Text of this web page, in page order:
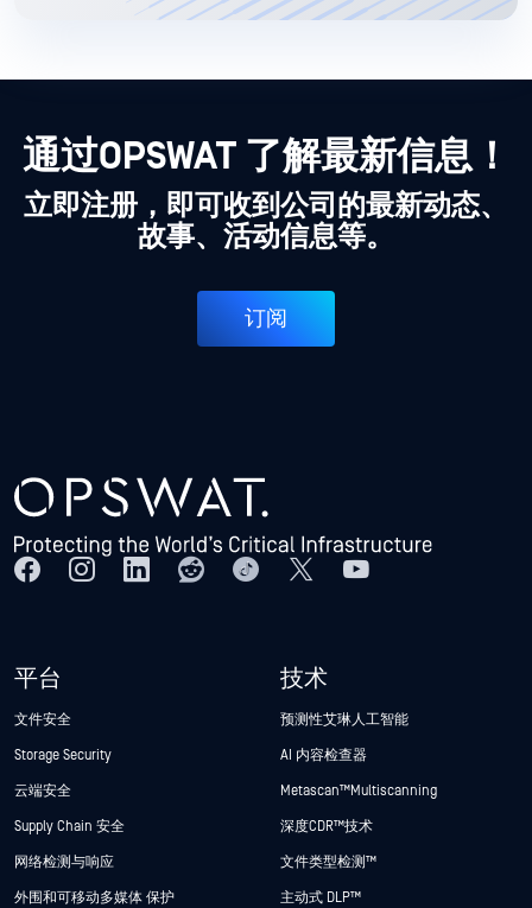
通过OPSWAT 了解最新信息！
立即注册，即可收到公司的最新动态、
故事、活动信息等。
订阅
平台
文件安全
Storage Security
云端安全
Supply Chain 安全
网络检测与响应
外围和可移动多媒体 保护
技术
预测性艾琳人工智能
AI 内容检查器
Metascan™ Multiscanning
深度CDR™技术
文件类型检测™
主动式 DLP™